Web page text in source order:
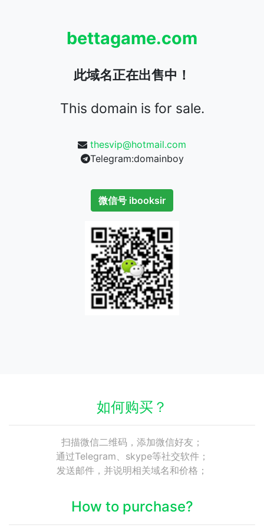
bettagame.com
此域名正在出售中！
This domain is for sale.
thesvip@hotmail.com
Telegram:domainboy
微信号 ibooksir
如何购买？
扫描微信二维码，添加微信好友；
通过Telegram、skype等社交软件；
发送邮件，并说明相关域名和价格；
How to purchase?